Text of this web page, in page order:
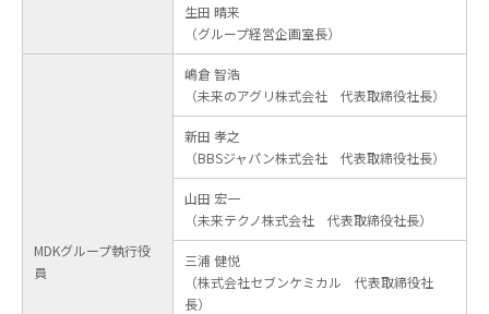
生田 晴来
（グループ経営企画室長）
MDKグループ執行役
員
嶋倉 智浩
（未来のアグリ株式会社 代表取締役社長）
新田 孝之
（BBSジャパン株式会社 代表取締役社長）
山田 宏一
（未来テクノ株式会社 代表取締役社長）
三浦 健悦
（株式会社セブンケミカル 代表取締役社
長）